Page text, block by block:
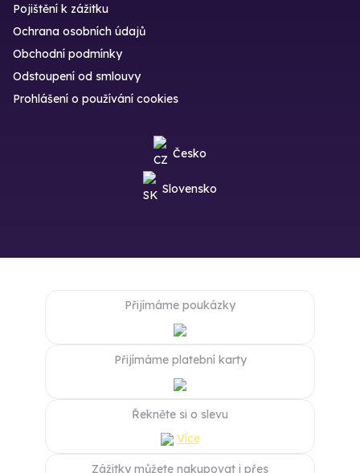
Pojištění k zážitku
Ochrana osobních údajů
Obchodní podmínky
Odstoupení od smlouvy
Prohlášení o používání cookies
Česko
Slovensko
Přijímáme poukázky
Přijímáme platební karty
Řekněte si o slevu
Více
Zážitky můžete nakupovat i přes